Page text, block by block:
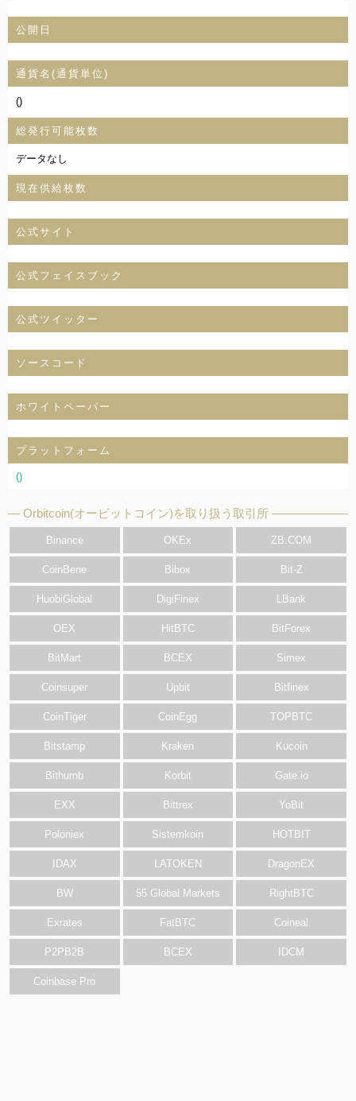
公開日
通貨名(通貨単位)
()
総発行可能枚数
データなし
現在供給枚数
公式サイト
公式フェイスブック
公式ツイッター
ソースコード
ホワイトペーパー
プラットフォーム
()
Orbitcoin(オービットコイン)を取り扱う取引所
Binance OKEx ZB.COM
CoinBene Bibox Bit-Z
HuobiGlobal DigiFinex LBank
OEX HitBTC BitForex
BitMart BCEX Simex
Coinsuper Upbit Bitfinex
CoinTiger CoinEgg TOPBTC
Bitstamp Kraken Kucoin
Bithumb Korbit Gate.io
EXX Bittrex YoBit
Poloniex Sistemkoin HOTBIT
IDAX LATOKEN DragonEX
BW 55 Global Markets RightBTC
Exrates FatBTC Coineal
P2PB2B BCEX IDCM
Coinbase Pro